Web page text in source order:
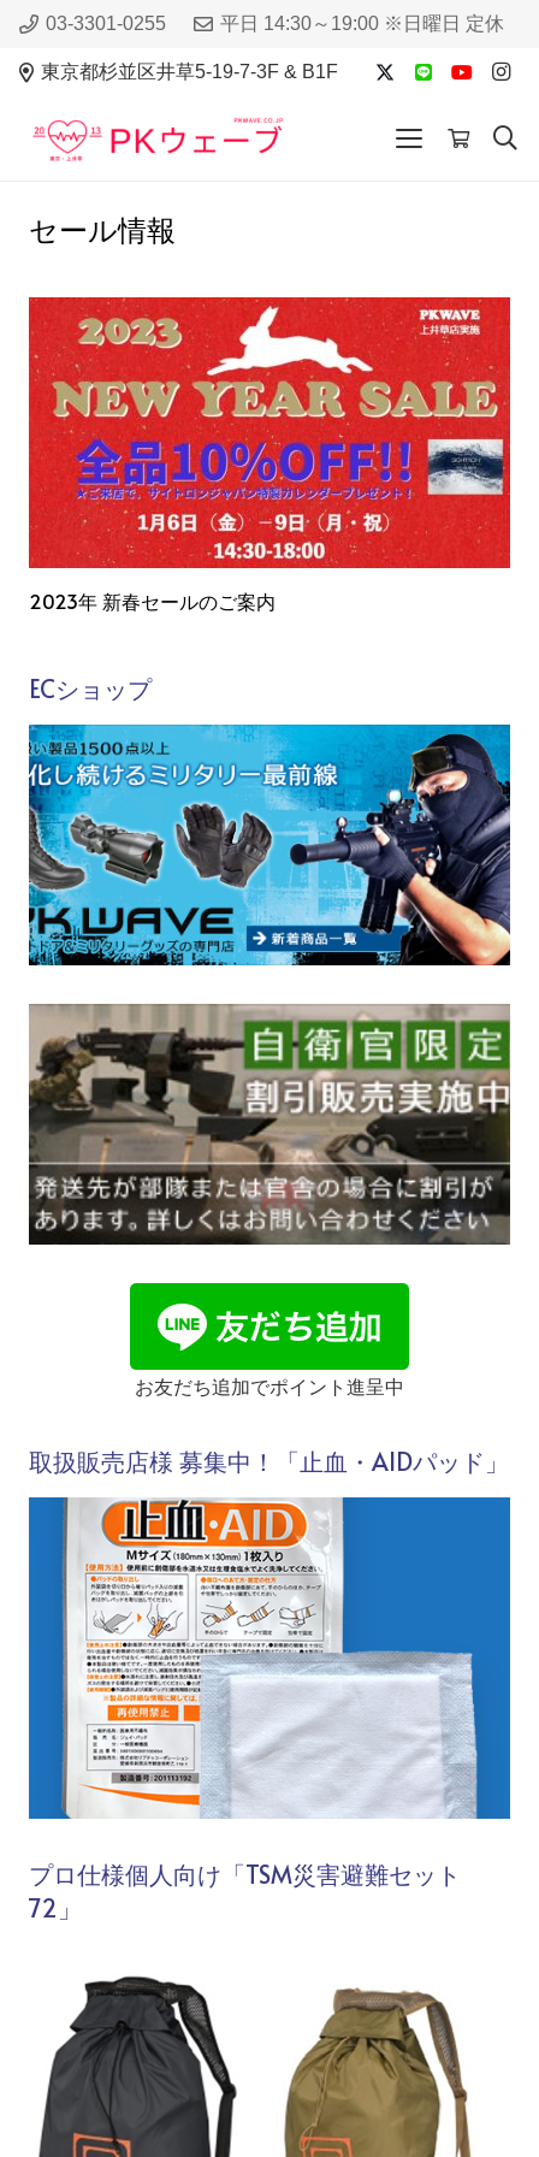
03-3301-0255 平日 14:30～19:00 ※日曜日 定休
東京都杉並区井草5-19-7-3F & B1F
セール情報
2023年 新春セールのご案内
ECショップ
お友だち追加でポイント進呈中
取扱販売店様 募集中！「止血・AIDパッド」
プロ仕様個人向け「TSM災害避難セット
72」